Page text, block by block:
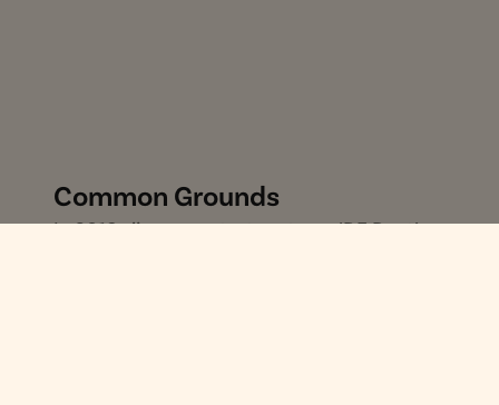
Common Grounds
In 2018 zijn we gestart met ons JDE Peet’s